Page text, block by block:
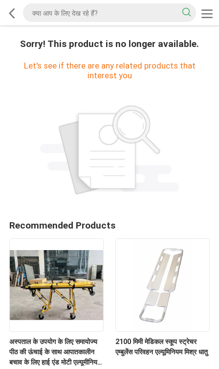
Sorry! This product is no longer available.
Let's see if there are any related products that
interest you
Recommended Products
अस्पताल के उपयोग के लिए समायोज्य
पीठ की ऊंचाई के साथ आपातकालीन
बचाव के लिए हाई एंड मोटी एल्यूमीनियम
2100 मिमी मेडिकल स्कूप स्ट्रेचर
एम्बुलेंस परिवहन एल्यूमिनियम मिश्र धातु